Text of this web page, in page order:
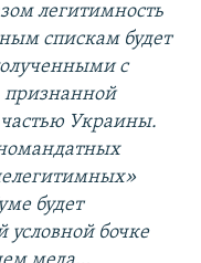
легитимность
спискам будет
с
признанной
Украины.
будет
условной бочке